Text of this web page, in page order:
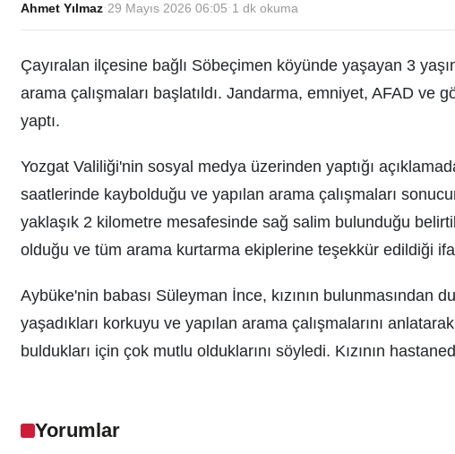
Ahmet Yılmaz·29 Mayıs 2026 06:05 · 1 dk okuma
Çayıralan ilçesine bağlı Söbeçimen köyünde yaşayan 3
arama çalışmaları başlatıldı. Jandarma, emniyet, AFAD ve
yaptı.
Yozgat Valiliği'nin sosyal medya üzerinden yaptığı
saatlerinde kaybolduğu ve yapılan arama çalışmaları
yaklaşık 2 kilometre mesafesinde sağ salim bulunduğu
olduğu ve tüm arama kurtarma ekiplerine teşekkür edildiği
Aybüke'nin babası Süleyman İnce, kızının
yaşadıkları korkuyu ve yapılan arama çalışmalarını
buldukları için çok mutlu olduklarını söyledi. Kızının
Yorumlar